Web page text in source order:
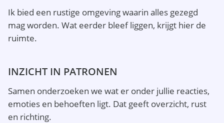
Ik bied een rustige omgeving waarin alles gezegd
mag worden. Wat eerder bleef liggen, krijgt hier de
ruimte.
INZICHT IN PATRONEN
Samen onderzoeken we wat er onder jullie reacties,
emoties en behoeften ligt. Dat geeft overzicht, rust
en richting.